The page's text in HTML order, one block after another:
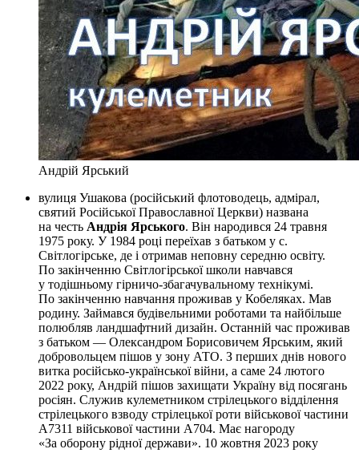
Андрій Ярський
вулиця Ушакова (російський флотоводець, адмірал,
святий Російської Православної Церкви) названа
на честь Андрія Ярського. Він народився 24 травня
1975 року. У 1984 році переїхав з батьком у с.
Світлогірське, де і отримав неповну середню освіту.
По закінченню Світлогірської школи навчався
у тодішньому гірничо-збагачувальному технікумі.
По закінченню навчання проживав у Кобеляках. Мав
родину. Займався будівельними роботами та найбільше
полюбляв ландшафтний дизайн. Останній час проживав
з батьком — Олександром Борисовичем Ярським, який
добровольцем пішов у зону АТО. З перших днів нового
витка російсько-української війни, а саме 24 лютого
2022 року, Андрій пішов захищати Україну від посягань
росіян. Служив кулеметником стрілецького відділення
стрілецького взводу стрілецької роти військової частини
А7311 військової частини А704. Має нагороду
«За оборону рідної держави». 10 жовтня 2023 року